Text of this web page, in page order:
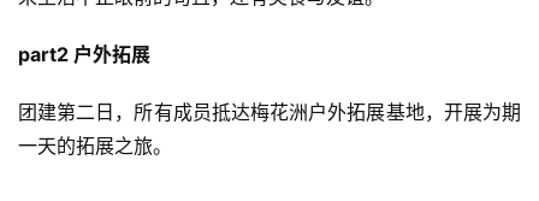
来生活不止眼前的苟且，还有美食与友谊。
part2 户外拓展
团建第二日，所有成员抵达梅花洲户外拓展基地，开展为期